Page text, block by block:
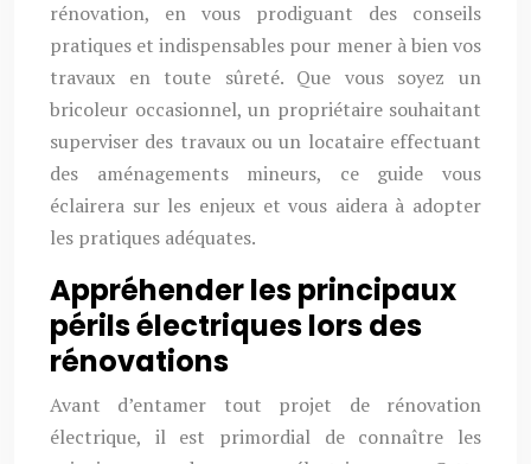
rénovation, en vous prodiguant des conseils
pratiques et indispensables pour mener à bien vos
travaux en toute sûreté. Que vous soyez un
bricoleur occasionnel, un propriétaire souhaitant
superviser des travaux ou un locataire effectuant
des aménagements mineurs, ce guide vous
éclairera sur les enjeux et vous aidera à adopter
les pratiques adéquates.
Appréhender les principaux
périls électriques lors des
rénovations
Avant d’entamer tout projet de rénovation
électrique, il est primordial de connaître les